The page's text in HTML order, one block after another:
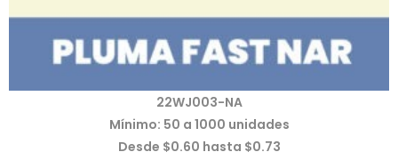
22WJ003-NA
Mínimo: 50 a 1000 unidades
Desde $0.60 hasta $0.73